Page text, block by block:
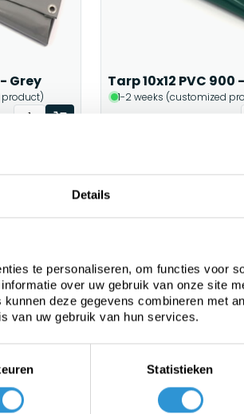
Details
te personaliseren, om functies voor
over uw gebruik van onze site
deze gegevens combineren met
van uw gebruik van hun services.
Statistieken
Grey
product)
Tarp 10x12 PVC 900
1-2 weeks (customized
- Green Tarp 6x8 PVC 900 -
1-2 weeks (customized
Incl btw